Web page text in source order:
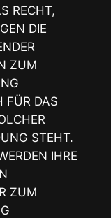
RECHT,
DIE
ZUM
FÜR DAS
STEHT.
IHRE
ZUM